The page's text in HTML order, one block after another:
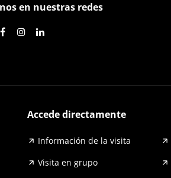
en nuestras redes
Accede directamente
Información de la visita
Visita en grupo